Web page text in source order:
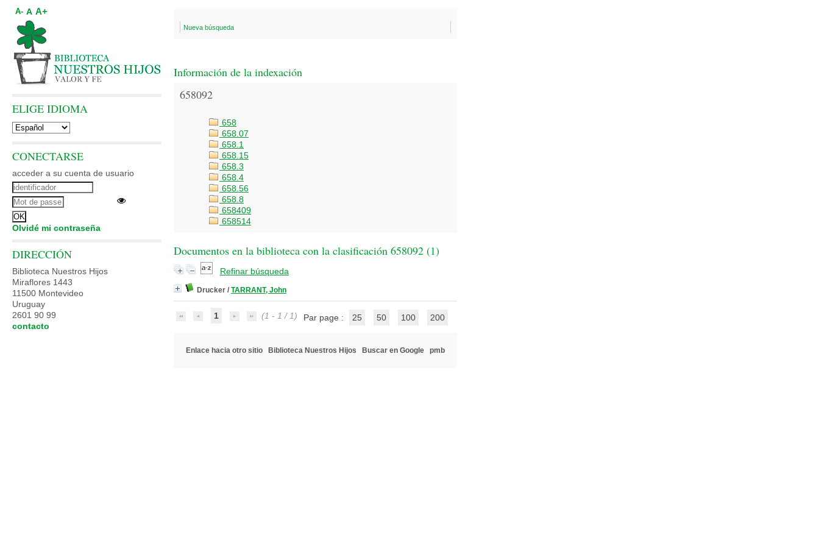
Nueva búsqueda
Información de la indexación
658092
658
658.07
658.1
658.15
658.3
658.4
658.56
658.8
658409
658514
Documentos en la biblioteca con la clasificación 658092 (1)
Refinar búsqueda
Drucker / TARRANT, John
1 (1 - 1 / 1) Par page : 25 50 100 200
Enlace hacia otro sitio Biblioteca Nuestros Hijos Buscar en Google pmb
A- A A+
ELIGE IDIOMA
CONECTARSE
acceder a su cuenta de usuario
Olvidé mi contraseña
DIRECCIÓN
Biblioteca Nuestros Hijos
Miraflores 1443
11500 Montevideo
Uruguay
2601 90 99
contacto